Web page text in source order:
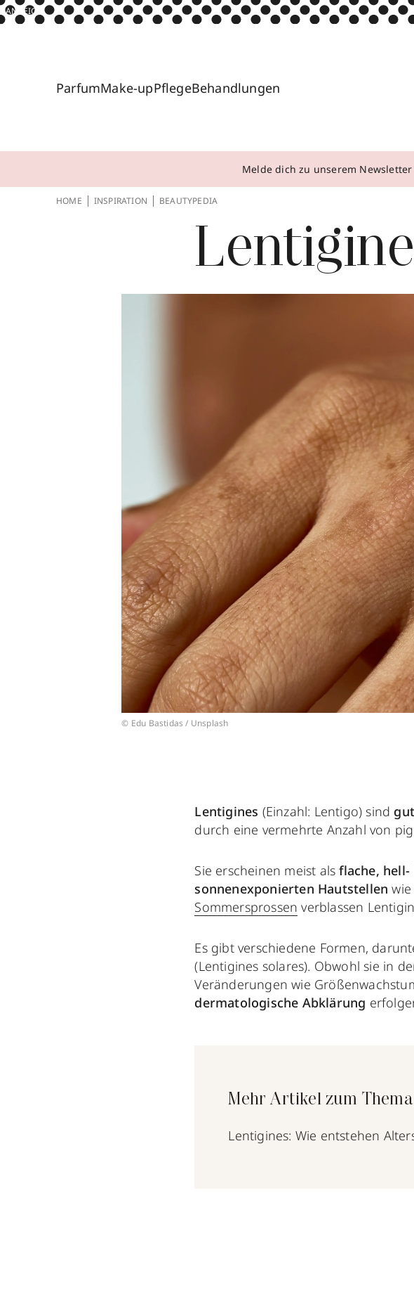
ANZEIGE
ParfumMake-upPflegeBehandlungen
Melde dich zu unserem
HOME INSPIRATION BEAUTYPEDIA
© Edu Bastidas / Unsplash
Lentigines (Einzahl: Lentigo) sind
durch eine vermehrte Anzahl von
Sie erscheinen meist alsflache, hell-
sonnenexponierten Hautstellen
Sommersprossen verblassen
Es gibt verschiedene Formen,
(Lentigines solares). Obwohl sie in
Veränderungen wie
dermatologische Abklärung
Mehr Artikel zum
Lentigines: Wie entstehen